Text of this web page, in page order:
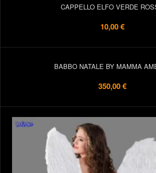
CAPPELLO ELFO VERDE
10,00 €
BABBO NATALE BY MAMMA
350,00 €